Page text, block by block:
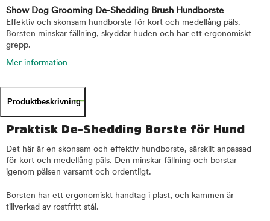
Show Dog Grooming De-Shedding Brush Hundborste
Effektiv och skonsam hundborste för kort och medellång päls.
Borsten minskar fällning, skyddar huden och har ett ergonomiskt
grepp.
Mer information
Produktbeskrivning
Praktisk De-Shedding Borste för Hund
Det här är en skonsam och effektiv hundborste, särskilt anpassad
för kort och medellång päls. Den minskar fällning och borstar
igenom pälsen varsamt och ordentligt.
Borsten har ett ergonomiskt handtag i plast, och kammen är
tillverkad av rostfritt stål.